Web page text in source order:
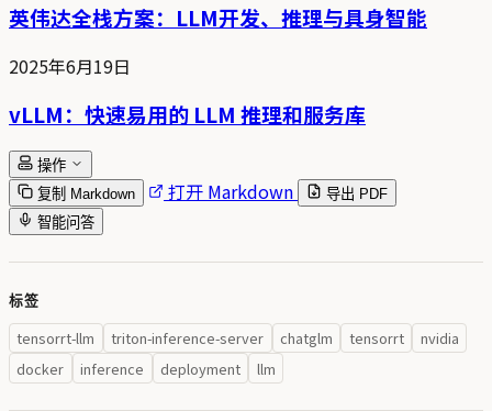
英伟达全栈方案：LLM开发、推理与具身智能
2025年6月19日
vLLM：快速易用的 LLM 推理和服务库
操作
复制 Markdown
打开 Markdown
导出 PDF
智能问答
标签
tensorrt-llm triton-inference-server chatglm tensorrt
nvidia
docker
inference deployment llm